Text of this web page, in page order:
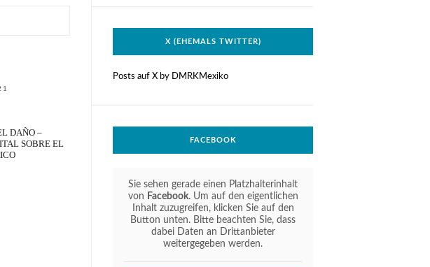
DAÑO –
SOBRE EL
X (EHEMALS TWITTER)
Posts auf X by DMRKMexiko
FACEBOOK
Sie sehen gerade einen Platzhalterinhalt
von Facebook. Um auf den eigentlichen
Inhalt zuzugreifen, klicken Sie auf den
Button unten. Bitte beachten Sie, dass
dabei Daten an Drittanbieter
weitergegeben werden.